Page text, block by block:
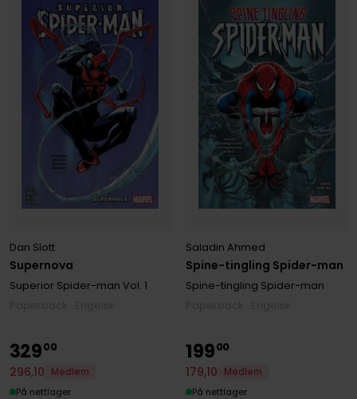
Supernova
Dan Slott
Superior Spider-man Vol. 1
Spine-tingling Spider-man
Saladin Ahmed
Spine-tingling Spider-man
32900
296,10
Medlem
På nettlager
19900
179,10
Medlem
På nettlager